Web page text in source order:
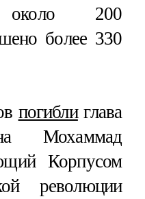
200
более 330
погиблиглава
Мохаммад
Корпусом
революции